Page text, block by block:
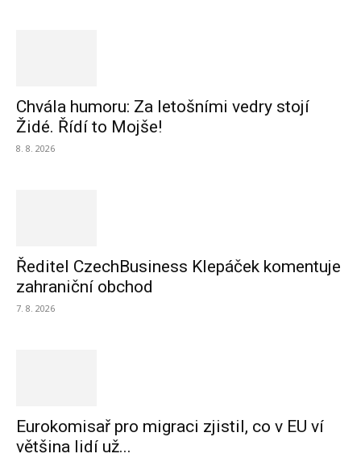
Chvála humoru: Za letošními vedry stojí
Židé. Řídí to Mojše!
8. 8. 2026
Ředitel CzechBusiness Klepáček komentuje
zahraniční obchod
7. 8. 2026
Eurokomisař pro migraci zjistil, co v EU ví
většina lidí už...